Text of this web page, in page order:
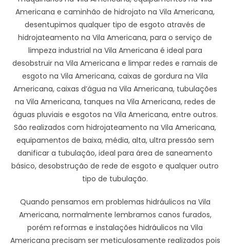
Americana e caminhão de hidrojato na Vila Americana,
desentupimos qualquer tipo de esgoto através de
hidrojateamento na Vila Americana, para o serviço de
limpeza industrial na Vila Americana é ideal para
desobstruir na Vila Americana e limpar redes e ramais de
esgoto na Vila Americana, caixas de gordura na Vila
Americana, caixas d’água na Vila Americana, tubulações
na Vila Americana, tanques na Vila Americana, redes de
águas pluviais e esgotos na Vila Americana, entre outros.
São realizados com hidrojateamento na Vila Americana,
equipamentos de baixa, média, alta, ultra pressão sem
danificar a tubulação, ideal para área de saneamento
básico, desobstrução de rede de esgoto e qualquer outro
tipo de tubulação.
Quando pensamos em problemas hidráulicos na Vila
Americana, normalmente lembramos canos furados,
porém reformas e instalações hidráulicos na Vila
Americana precisam ser meticulosamente realizados pois